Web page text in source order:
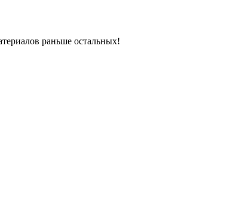
раньше остальных!